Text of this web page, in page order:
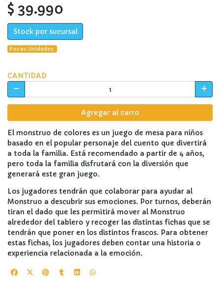
$ 39.990
Stock por sucursal
Pocas Unidades.
CANTIDAD
Agregar al carro
El monstruo de colores es un juego de mesa para niños
basado en el popular personaje del cuento que divertirá
a toda la familia. Está recomendado a partir de 4 años,
pero toda la familia disfrutará con la diversión que
generará este gran juego.
Los jugadores tendrán que colaborar para ayudar al
Monstruo a descubrir sus emociones. Por turnos, deberán
tiran el dado que les permitirá mover al Monstruo
alrededor del tablero y recoger las distintas fichas que se
tendrán que poner en los distintos frascos. Para obtener
estas fichas, los jugadores deben contar una historia o
experiencia relacionada a la emoción.